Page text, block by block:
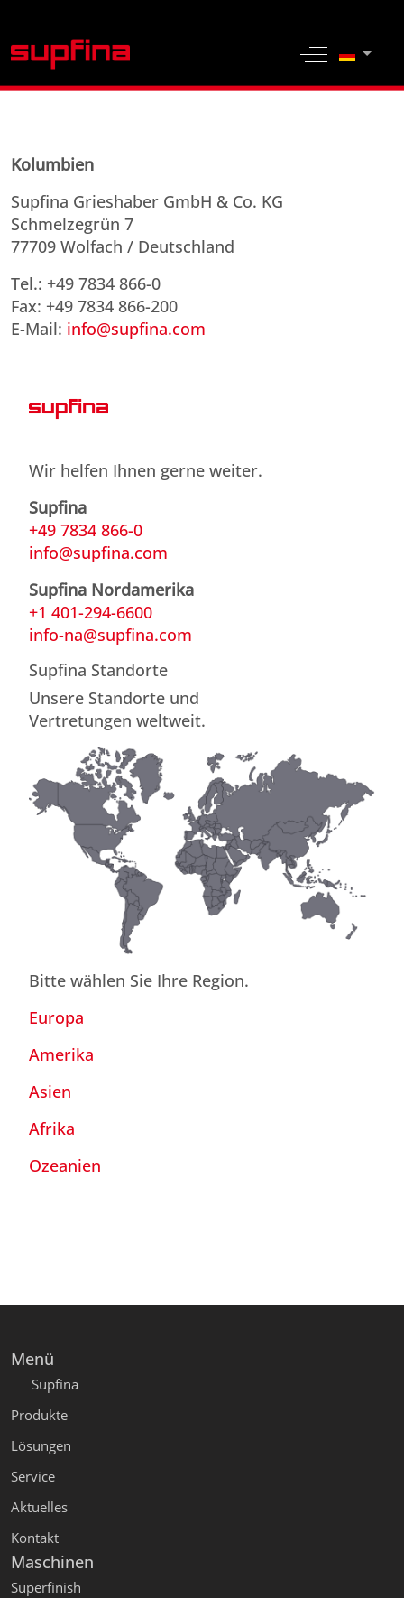
Off-Canvas
Sprache
Kolumbien
Supfina Grieshaber GmbH & Co. KG
Schmelzegrün 7
77709 Wolfach / Deutschland
Tel.: +49 7834 866-0
Fax: +49 7834 866-200
E-Mail: info@supfina.com
Wir helfen Ihnen gerne weiter.
Supfina
+49 7834 866-0
info@supfina.com
Supfina Nordamerika
+1 401-294-6600
info-na@supfina.com
Supfina Standorte
Unsere Standorte und
Vertretungen weltweit.
Bitte wählen Sie Ihre Region.
Europa
Amerika
Asien
Afrika
Ozeanien
Menü
Supfina
Produkte
Lösungen
Service
Aktuelles
Kontakt
Maschinen
Superfinish